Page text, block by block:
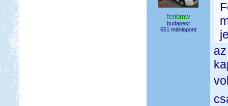
feribmw
budapest
651 mániapont